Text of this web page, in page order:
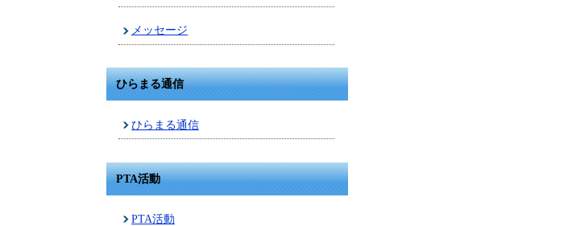
メッセージ
ひらまる通信
ひらまる通信
PTA活動
PTA活動